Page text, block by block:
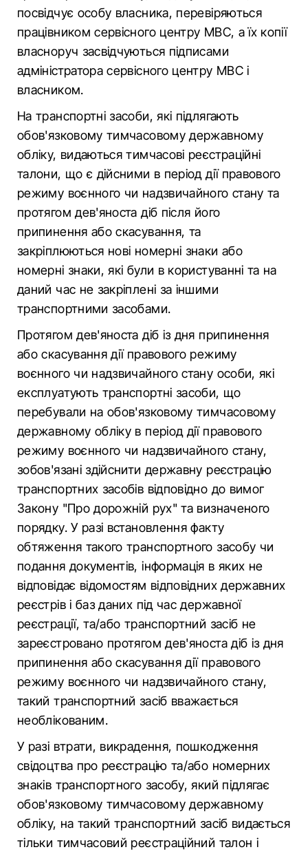
посвідчує особу власника, перевіряються
працівником сервісного центру МВС, а їх копії
власноруч засвідчуються підписами
адміністратора сервісного центру МВС і
власником.
На транспортні засоби, які підлягають
обов'язковому тимчасовому державному
обліку, видаються тимчасові реєстраційні
талони, що є дійсними в період дії правового
режиму воєнного чи надзвичайного стану та
протягом дев'яноста діб після його
припинення або скасування, та
закріплюються нові номерні знаки або
номерні знаки, які були в користуванні та на
даний час не закріплені за іншими
транспортними засобами.
Протягом дев'яноста діб із дня припинення
або скасування дії правового режиму
воєнного чи надзвичайного стану особи, які
експлуатують транспортні засоби, що
перебували на обов'язковому тимчасовому
державному обліку в період дії правового
режиму воєнного чи надзвичайного стану,
зобов'язані здійснити державну реєстрацію
транспортних засобів відповідно до вимог
Закону "Про дорожній рух" та визначеного
порядку. У разі встановлення факту
обтяження такого транспортного засобу чи
подання документів, інформація в яких не
відповідає відомостям відповідних державних
реєстрів і баз даних під час державної
реєстрації, та/або транспортний засіб не
зареєстровано протягом дев'яноста діб із дня
припинення або скасування дії правового
режиму воєнного чи надзвичайного стану,
такий транспортний засіб вважається
необлікованим.
У разі втрати, викрадення, пошкодження
свідоцтва про реєстрацію та/або номерних
знаків транспортного засобу, який підлягає
обов'язковому тимчасовому державному
обліку, на такий транспортний засіб видається
тільки тимчасовий реєстраційний талон і